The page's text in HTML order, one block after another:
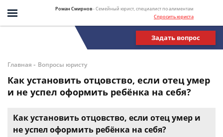
Роман Смирнов- Семейный юрист, специалист по алиментам
Спросить юриста
Задать вопрос
Главная - Вопросы юристу
Как установить отцовство, если отец умер
и не успел оформить ребёнка на себя?
Как установить отцовство, если отец умер и
не успел оформить ребёнка на себя?